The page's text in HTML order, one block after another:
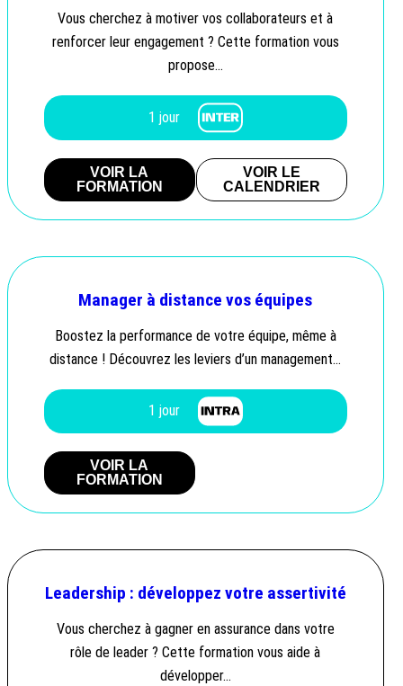
Vous cherchez à motiver vos collaborateurs et à
renforcer leur engagement ? Cette formation vous
propose…
1 jour
VOIR LA
FORMATION
VOIR LE
CALENDRIER
Manager à distance vos équipes
Boostez la performance de votre équipe, même à
distance ! Découvrez les leviers d’un management…
1 jour
VOIR LA
FORMATION
Leadership : développez votre assertivité
Vous cherchez à gagner en assurance dans votre
rôle de leader ? Cette formation vous aide à
développer…